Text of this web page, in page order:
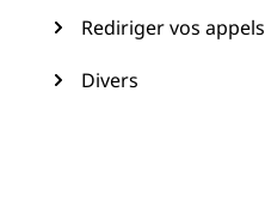
Rediriger vos appels
Divers